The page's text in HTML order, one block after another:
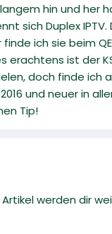
hin und her
sich Duplex
finde ich sie beim
erachtens ist der
doch finde ich
und neuer in
Tip!
Artikel werden dir